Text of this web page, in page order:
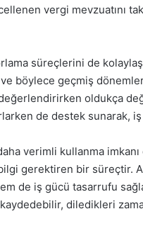
vergi mevzuatını
süreçlerini de
böylece geçmiş
oldukça
de destek sunarak,
verimli kullanma
gerektiren bir süreçtir.
de iş gücü tasarrufu
diledikleri